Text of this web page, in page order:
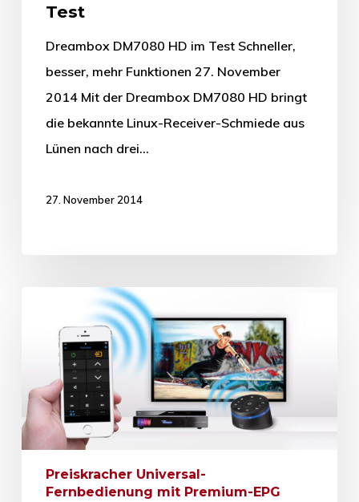
Test
Dreambox DM7080 HD im Test Schneller,
besser, mehr Funktionen 27. November
2014 Mit der Dreambox DM7080 HD bringt
die bekannte Linux-Receiver-Schmiede aus
Lünen nach drei…
27. November 2014
Preiskracher Universal-
Fernbedienung mit Premium-EPG